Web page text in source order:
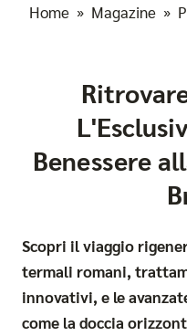
Home » Magazine »
Benessere
Scopri il viaggio
termali romani,
innovativi, e le
come la doccia